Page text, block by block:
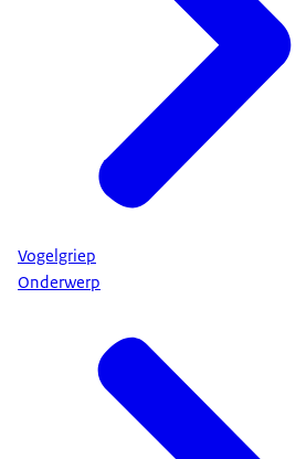
Vogelgriep
Onderwerp